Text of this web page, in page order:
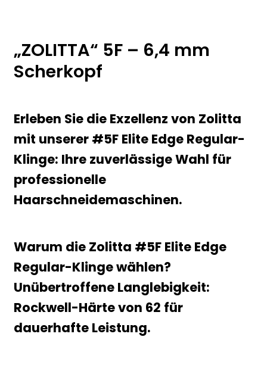
„ZOLITTA“ 5F – 6,4 mm
Scherkopf
Erleben Sie die Exzellenz von Zolitta
mit unserer #5F Elite Edge Regular-
Klinge: Ihre zuverlässige Wahl für
professionelle
Haarschneidemaschinen.
Warum die Zolitta #5F Elite Edge
Regular-Klinge wählen?
Unübertroffene Langlebigkeit:
Rockwell-Härte von 62 für
dauerhafte Leistung.